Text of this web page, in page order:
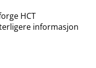
HCT
informasjon